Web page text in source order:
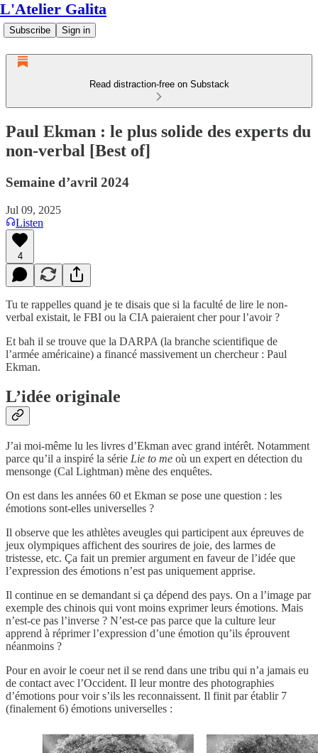
L'Atelier Galita
Subscribe Sign in
Read distraction-free on Substack
Paul Ekman : le plus solide des experts du
non-verbal [Best of]
Semaine d’avril 2024
Jul 09, 2025
Listen
4
Tu te rappelles quand je te disais que si la faculté de lire le non-
verbal existait, le FBI ou la CIA paieraient cher pour l’avoir ?
Et bah il se trouve que la DARPA (la branche scientifique de
l’armée américaine) a financé massivement un chercheur : Paul
Ekman.
L’idée originale
J’ai moi-même lu les livres d’Ekman avec grand intérêt. Notamment
parce qu’il a inspiré la série Lie to me où un expert en détection du
mensonge (Cal Lightman) mène des enquêtes.
On est dans les années 60 et Ekman se pose une question : les
émotions sont-elles universelles ?
Il observe que les athlètes aveugles qui participent aux épreuves de
jeux olympiques affichent des sourires de joie, des larmes de
tristesse, etc. Ça fait un premier argument en faveur de l’idée que
l’expression des émotions n’est pas uniquement apprise.
Il continue en se demandant si ça dépend des pays. On a l’image par
exemple des chinois qui vont moins exprimer leurs émotions. Mais
n’est-ce pas l’inverse ? N’est-ce pas parce que la culture leur
apprend à réprimer l’expression d’une émotion qu’ils éprouvent
néanmoins ?
Pour en avoir le coeur net il se rend dans une tribu qui n’a jamais eu
de contact avec l’Occident. Il leur montre des photographies
d’émotions pour voir s’ils les reconnaissent. Il finit par établir 7
(finalement 6) émotions universelles :